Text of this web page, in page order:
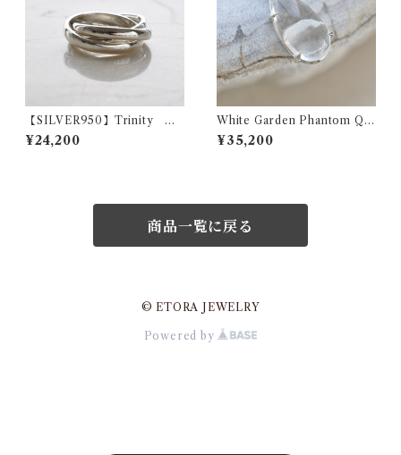
【SILVER950】Trinity ト
リニティデザイン シルバー3
連リング
¥24,200
White Garden Phantom Qu
artz Necklace ホワイトガ
ーデンファントムクォーツ ネ
¥35,200
商品一覧に戻る
© ETORA JEWELRY
Powered by